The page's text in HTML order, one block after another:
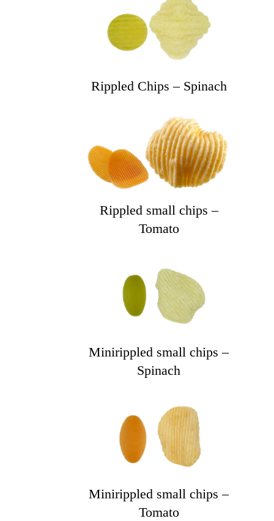
Rippled Chips – Spinach
Rippled small chips –
Tomato
Minirippled small chips –
Spinach
Minirippled small chips –
Tomato